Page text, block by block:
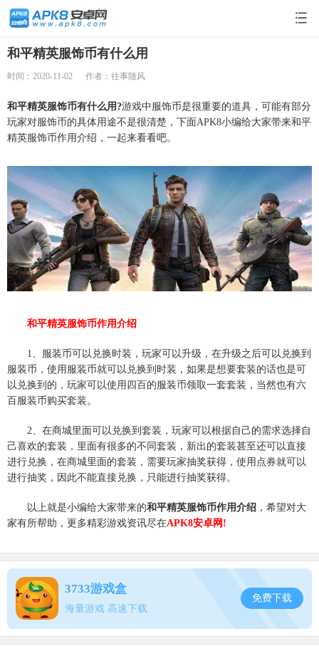
和平精英服饰币有什么用
时间：2020-11-02 作者：往事随风
和平精英服饰币有什么用?游戏中服饰币是很重要的道具，可能有部分
玩家对服饰币的具体用途不是很清楚，下面APK8小编给大家带来和平
精英服饰币作用介绍，一起来看看吧。
和平精英服饰币作用介绍
1、服装币可以兑换时装，玩家可以升级，在升级之后可以兑换到
服装币，使用服装币就可以兑换到时装，如果是想要套装的话也是可
以兑换到的，玩家可以使用四百的服装币领取一套套装，当然也有六
百服装币购买套装。
2、在商城里面可以兑换到套装，玩家可以根据自己的需求选择自
己喜欢的套装，里面有很多的不同套装，新出的套装甚至还可以直接
进行兑换，在商城里面的套装，需要玩家抽奖获得，使用点券就可以
进行抽奖，因此不能直接兑换，只能进行抽奖获得。
以上就是小编给大家带来的和平精英服饰币作用介绍 ，希望对大
家有所帮助，更多精彩游戏资讯尽在APK8安卓网!
3733游戏盒
海量游戏 高速下载
免费下载